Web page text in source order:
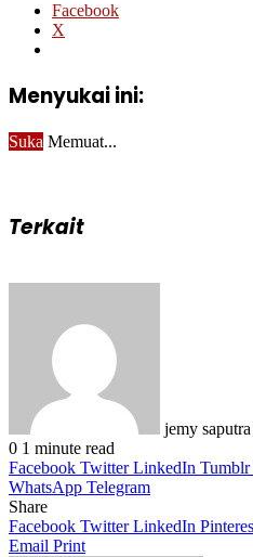
Facebook
X
Menyukai ini:
Suka Memuat...
Terkait
jemy saputra
0 1 minute read
Facebook Twitter LinkedIn Tumblr
WhatsApp Telegram
Share
Facebook Twitter LinkedIn
Email Print